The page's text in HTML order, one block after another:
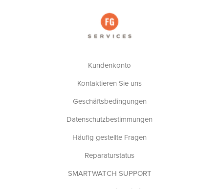
Kundenkonto
Kontaktieren Sie uns
Geschäftsbedingungen
Datenschutzbestimmungen
Häufig gestellte Fragen
Reparaturstatus
SMARTWATCH SUPPORT